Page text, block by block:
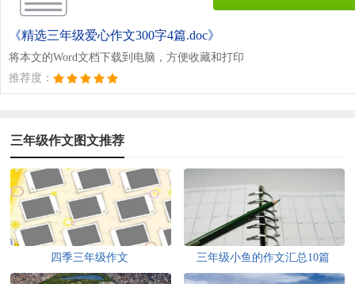
《精选三年级爱心作文300字4篇.doc》
将本文的Word文档下载到电脑，方便收藏和打印
推荐度：
三年级作文图文推荐
四季三年级作文 三年级小鱼的作文汇总10篇